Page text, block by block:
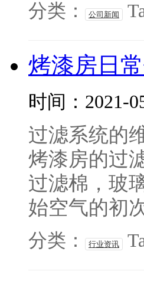
分类： 公司新闻
烤漆房日
时间：2021-
过滤系统的
烤漆房的过
过滤棉，玻
始空气的初
分类： 行业资讯